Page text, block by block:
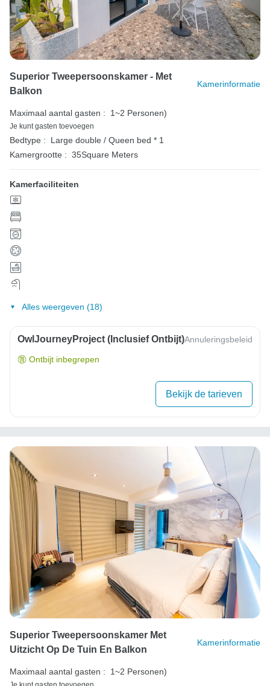
Superior Tweepersoonskamer - Met
Balkon
Kamerinformatie
Maximaal aantal gasten : 1~2 Personen)
Je kunt gasten toevoegen
Bedtype :
Large double / Queen bed * 1
Kamergrootte : 35Square Meters
Kamerfaciliteiten
Alles weergeven (18)
OwlJourneyProject (inclusief Ontbijt)Annuleringsbeleid
Ontbijt inbegrepen
Bekijk de tarieven
Superior Tweepersoonskamer Met
Uitzicht Op De Tuin En Balkon
Kamerinformatie
Maximaal aantal gasten : 1~2 Personen)